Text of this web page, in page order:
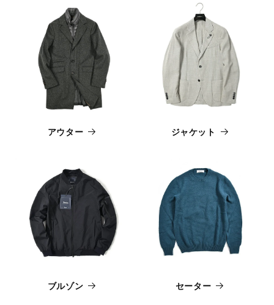
アウター ジャケット
ブルゾン セーター